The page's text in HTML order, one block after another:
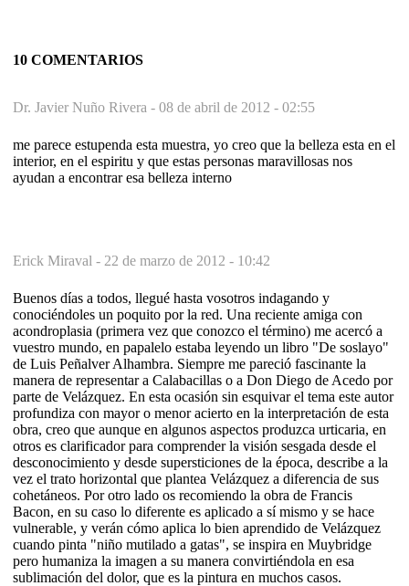
10 COMENTARIOS
Dr. Javier Nuño Rivera - 08 de abril de 2012 - 02:55
me parece estupenda esta muestra, yo creo que la belleza esta en el
interior, en el espiritu y que estas personas maravillosas nos
ayudan a encontrar esa belleza interno
Erick Miraval - 22 de marzo de 2012 - 10:42
Buenos días a todos, llegué hasta vosotros indagando y
conociéndoles un poquito por la red. Una reciente amiga con
acondroplasia (primera vez que conozco el término) me acercó a
vuestro mundo, en papalelo estaba leyendo un libro "De soslayo"
de Luis Peñalver Alhambra. Siempre me pareció fascinante la
manera de representar a Calabacillas o a Don Diego de Acedo por
parte de Velázquez. En esta ocasión sin esquivar el tema este autor
profundiza con mayor o menor acierto en la interpretación de esta
obra, creo que aunque en algunos aspectos produzca urticaria, en
otros es clarificador para comprender la visión sesgada desde el
desconocimiento y desde supersticiones de la época, describe a la
vez el trato horizontal que plantea Velázquez a diferencia de sus
cohetáneos. Por otro lado os recomiendo la obra de Francis
Bacon, en su caso lo diferente es aplicado a sí mismo y se hace
vulnerable, y verán cómo aplica lo bien aprendido de Velázquez
cuando pinta "niño mutilado a gatas", se inspira en Muybridge
pero humaniza la imagen a su manera convirtiéndola en esa
sublimación del dolor, que es la pintura en muchos casos.